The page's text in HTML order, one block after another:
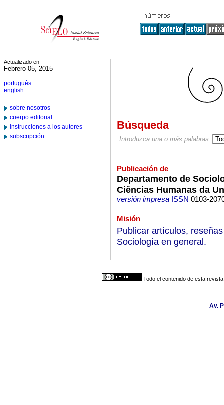
Actualizado en
Febrero 05, 2015
português
english
sobre nosotros
cuerpo editorial
instrucciones a los autores
subscripción
Búsqueda
Publicación de
Departamento de
Ciências Humanas da
versión impresaISSN 0103-
Misión
Publicar artículos,
Sociología en general.
Todo el contenido de esta
Av.